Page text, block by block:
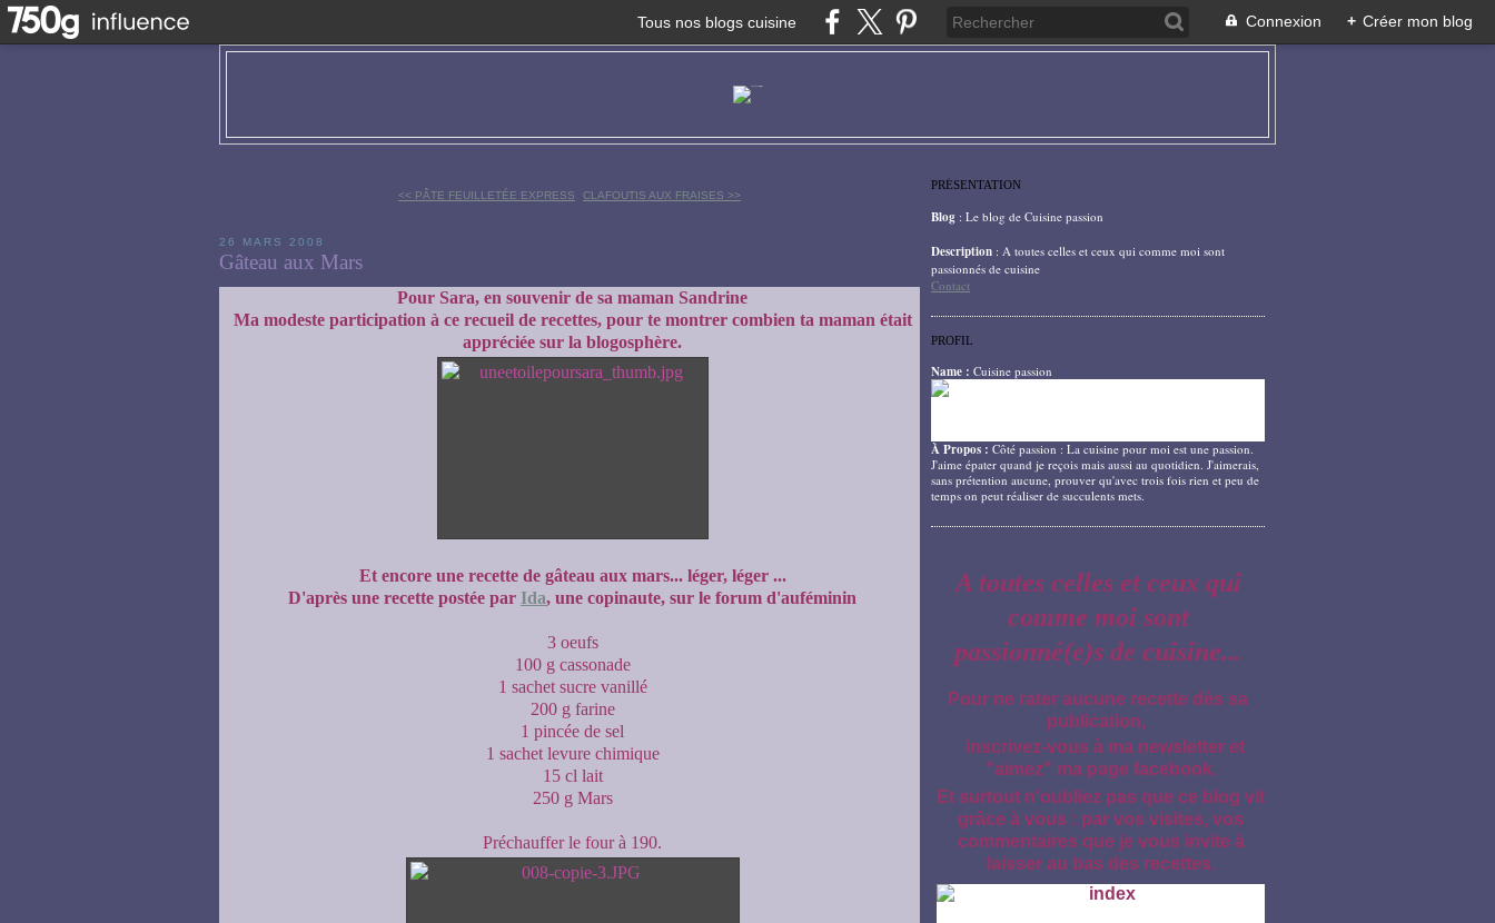
Tous nos blogs cuisine Connexion + Créer mon blog
<< PÂTE FEUILLETÉE EXPRESS CLAFOUTIS AUX FRAISES >>
26 MARS 2008
Gâteau aux Mars
Pour Sara, en souvenir de sa maman Sandrine
Ma modeste participation à ce recueil de recettes, pour te montrer combien ta maman était
appréciée sur la blogosphère.
Et encore une recette de gâteau aux mars... léger, léger ...
D'après une recette postée par Ida, une copinaute, sur le forum d'auféminin
3 oeufs
100 g cassonade
1 sachet sucre vanillé
200 g farine
1 pincée de sel
1 sachet levure chimique
15 cl lait
250 g Mars
Préchauffer le four à 190.
PRÉSENTATION
Blog : Le blog de Cuisine passion
Description : A toutes celles et ceux qui comme moi sont
passionnés de cuisine
Contact
PROFIL
Name : Cuisine passion
À Propos : Côté passion : La cuisine pour moi est une passion.
J'aime épater quand je reçois mais aussi au quotidien. J'aimerais,
sans prétention aucune, prouver qu'avec trois fois rien et peu de
temps on peut réaliser de succulents mets.
A toutes celles et ceux qui
comme moi sont
passionné(e)s de cuisine...
Pour ne rater aucune recette dès sa
publication,
inscrivez-vous à ma newsletter et
"aimez" ma page facebook.
Et surtout n'oubliez pas que ce blog vit
grâce à vous : par vos visites, vos
commentaires que je vous invite à
laisser au bas des recettes.